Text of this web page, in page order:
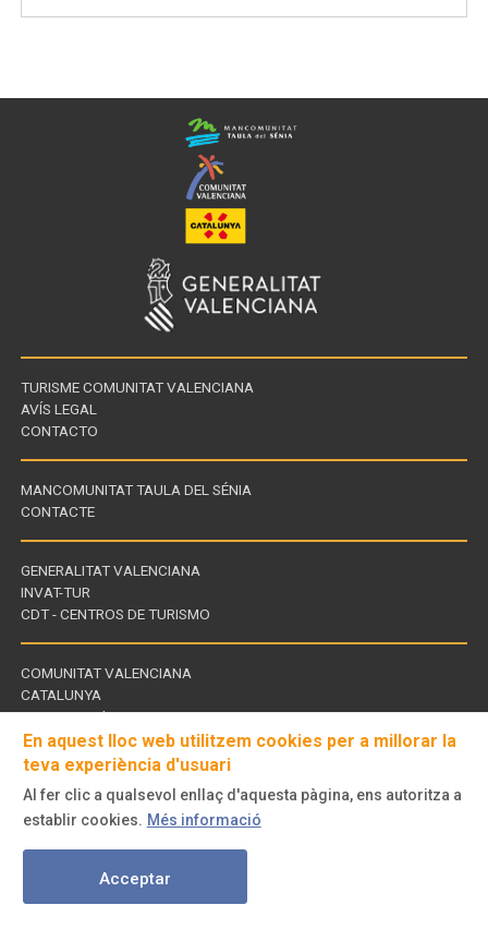
TURISME COMUNITAT VALENCIANA
AVÍS LEGAL
CONTACTO
MANCOMUNITAT TAULA DEL SÉNIA
CONTACTE
Enllaços
d'interès
GENERALITAT VALENCIANA
INVAT-TUR
CDT - CENTROS DE TURISMO
Enllaços
d'interès
COMUNITAT VALENCIANA
CATALUNYA
TERRES DE L'EBRE
Visita'ns
© Turisme Comunitat Valenciana. Tots els drets reservats.
En aquest lloc web utilitzem cookies per a millorar la
teva experiència d'usuari
Al fer clic a qualsevol enllaç d'aquesta pàgina, ens autoritza a
establir cookies. Més informació
Acceptar